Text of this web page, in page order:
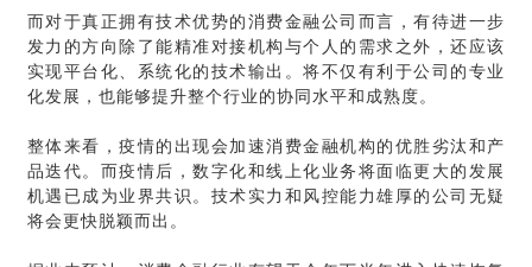
而对于真正拥有技术优势的消费金融公司而言，有待进一步
发力的方向除了能精准对接机构与个人的需求之外，还应该
实现平台化、系统化的技术输出。将不仅有利于公司的专业
化发展，也能够提升整个行业的协同水平和成熟度。
整体来看，疫情的出现会加速消费金融机构的优胜劣汰和产
品迭代。而疫情后，数字化和线上化业务将面临更大的发展
机遇已成为业界共识。技术实力和风控能力雄厚的公司无疑
将会更快脱颖而出。